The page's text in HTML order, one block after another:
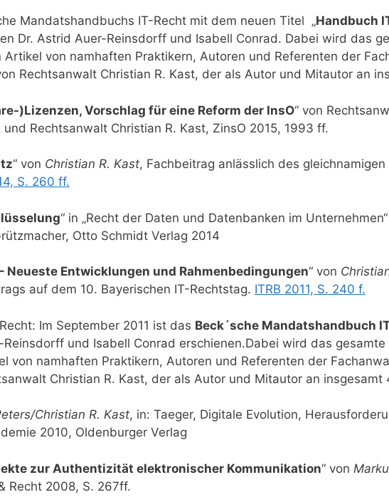
Mandatshandbuchs IT-Recht mit dem neuen Titel „Handbuch
Dr. Astrid Auer-Reinsdorff und Isabell Conrad. Dabei wird das
von namhaften Praktikern, Autoren und Referenten der
Rechtsanwalt Christian R. Kast, der als Autor und Mitautor an
)Lizenzen, Vorschlag für eine Reform der InsO“ von
Rechtsanwalt Christian R. Kast, ZinsO 2015, 1993 ff.
“ von Christian R. Kast, Fachbeitrag anlässlich des
S. 260 ff.
“ in „Recht der Daten und Datenbanken im
Otto Schmidt Verlag 2014
Neueste Entwicklungen und Rahmenbedingungen“ von
auf dem 10. Bayerischen IT-Rechtstag. ITRB 2011, S. 240 f.
Im September 2011 ist das Beck´sche Mandatshandbuch
und Isabell Conrad erschienen.Dabei wird das gesamte
von namhaften Praktikern, Autoren und Referenten der
Christian R. Kast, der als Autor und Mitautor an insgesamt
Christian R. Kast, in: Taeger, Digitale Evolution,
2010, Oldenburger Verlag
zur Authentizität elektronischer Kommunikation“ von
Recht 2008, S. 267ff.